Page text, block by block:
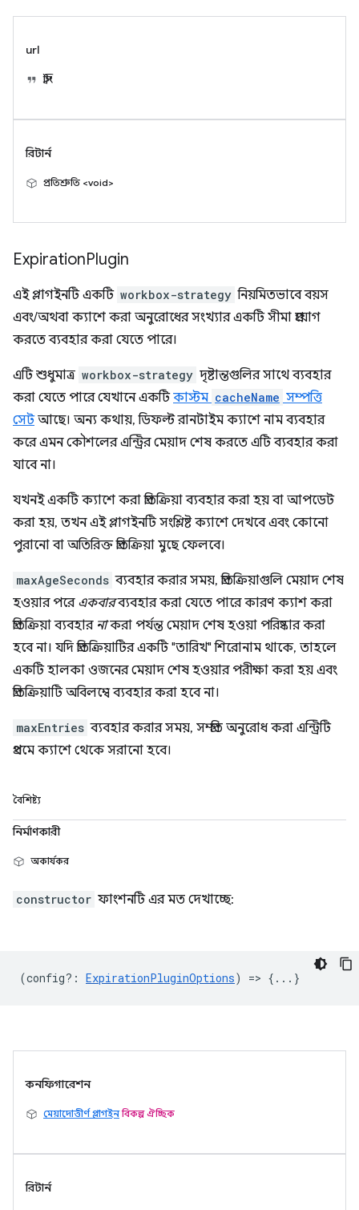
url
স্ট্রিং
রিটার্ন
প্রতিশ্রুতি <void>
ExpirationPlugin
এই প্লাগইনটি একটি workbox-strategy নিয়মিতভাবে বয়স
এবং/অথবা ক্যাশে করা অনুরোধের সংখ্যার একটি সীমা প্রয়োগ
করতে ব্যবহার করা যেতে পারে।
এটি শুধুমাত্র workbox-strategy দৃষ্টান্তগুলির সাথে ব্যবহার
করা যেতে পারে যেখানে একটিকাস্টম cacheName সম্পত্তি
সেটআছে। অন্য কথায়, ডিফল্ট রানটাইম ক্যাশে নাম ব্যবহার
করে এমন কৌশলের এন্ট্রির মেয়াদ শেষ করতে এটি ব্যবহার করা
যাবে না।
যখনই একটি ক্যাশে করা প্রতিক্রিয়া ব্যবহার করা হয় বা আপডেট
করা হয়, তখন এই প্লাগইনটি সংশ্লিষ্ট ক্যাশে দেখবে এবং কোনো
পুরানো বা অতিরিক্ত প্রতিক্রিয়া মুছে ফেলবে।
maxAgeSeconds ব্যবহার করার সময়, প্রতিক্রিয়াগুলি মেয়াদ শেষ
হওয়ার পরে একবারব্যবহার করা যেতে পারে কারণ ক্যাশ করা
প্রতিক্রিয়া ব্যবহার নাকরা পর্যন্ত মেয়াদ শেষ হওয়া পরিষ্কার করা
হবে না। যদি প্রতিক্রিয়াটির একটি "তারিখ" শিরোনাম থাকে, তাহলে
একটি হালকা ওজনের মেয়াদ শেষ হওয়ার পরীক্ষা করা হয় এবং
প্রতিক্রিয়াটি অবিলম্বে ব্যবহার করা হবে না।
maxEntries ব্যবহার করার সময়, সম্প্রতি অনুরোধ করা এন্ট্রিটি
প্রথমে ক্যাশে থেকে সরানো হবে।
বৈশিষ্ট্য
নির্মাণকারী
অকার্যকর
constructor ফাংশনটি এর মত দেখাচ্ছে:
(config? : ExpirationPluginOptions) => {...}
কনফিগারেশন
মেয়াদোত্তীর্ণ প্লাগইন বিকল্প ঐচ্ছিক
রিটার্ন